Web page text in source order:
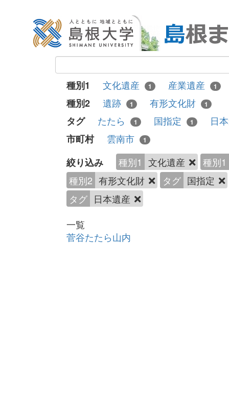
種別1 文化遺産 1 産業遺産 1
種別2 遺跡 1 有形文化財 1
タグ たたら 1 国指定 1
日
市町村
雲南市 1
絞り込み 種別1 文化遺産
種別1
種別2 有形文化財 タグ 国指定
タグ 日本遺産
一覧
菅谷たたら山内